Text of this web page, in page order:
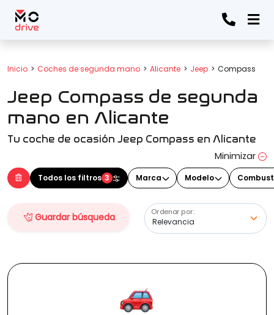
Inicio Coches de segunda mano Alicante Jeep Compass
Jeep Compass de segunda
mano en Alicante
Tu coche de ocasión Jeep Compass en Alicante
Minimizar
Todos los filtros 3 Marca Modelo
Guardar búsqueda Ordenar por:
Todos los filtros
Marca
(Elige una o varias marcas)
(Elige uno o varios modelos)
Precio